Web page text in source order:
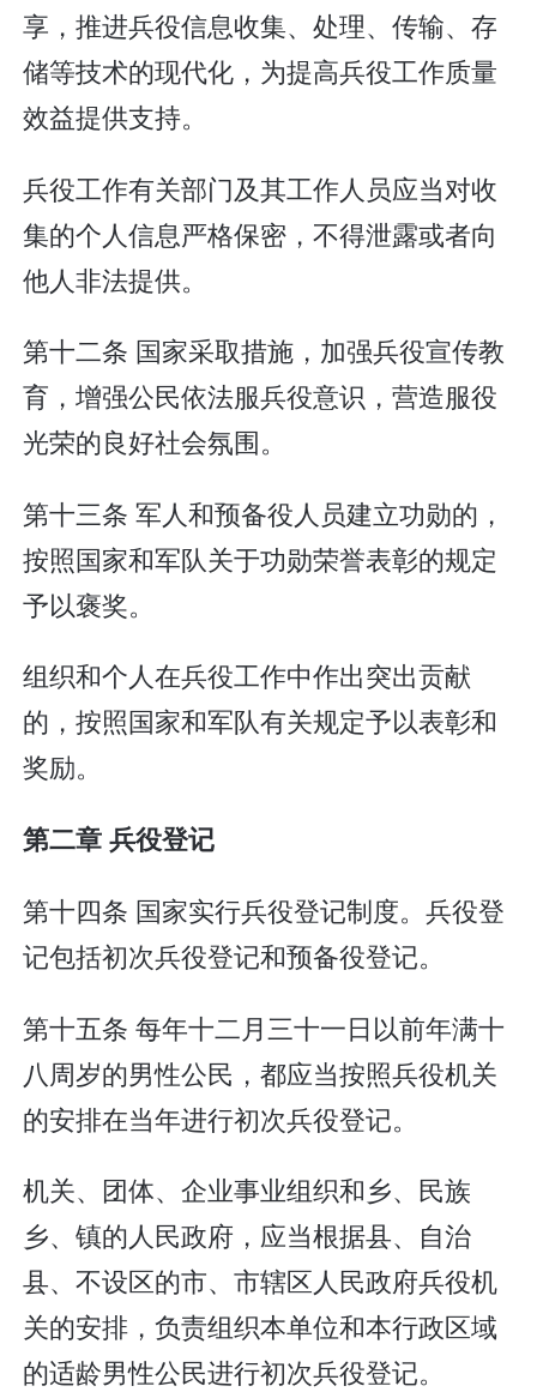
享，推进兵役信息收集、处理、传输、存
储等技术的现代化，为提高兵役工作质量
效益提供支持。
兵役工作有关部门及其工作人员应当对收
集的个人信息严格保密，不得泄露或者向
他人非法提供。
第十二条 国家采取措施，加强兵役宣传教
育，增强公民依法服兵役意识，营造服役
光荣的良好社会氛围。
第十三条 军人和预备役人员建立功勋的，
按照国家和军队关于功勋荣誉表彰的规定
予以褒奖。
组织和个人在兵役工作中作出突出贡献
的，按照国家和军队有关规定予以表彰和
奖励。
第二章 兵役登记
第十四条 国家实行兵役登记制度。兵役登
记包括初次兵役登记和预备役登记。
第十五条 每年十二月三十一日以前年满十
八周岁的男性公民，都应当按照兵役机关
的安排在当年进行初次兵役登记。
机关、团体、企业事业组织和乡、民族
乡、镇的人民政府，应当根据县、自治
县、不设区的市、市辖区人民政府兵役机
关的安排，负责组织本单位和本行政区域
的适龄男性公民进行初次兵役登记。